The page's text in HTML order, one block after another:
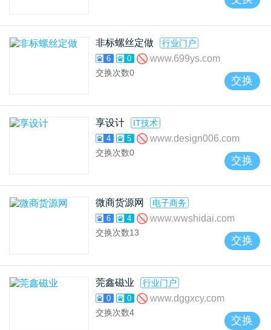
非标螺丝定做 行业门户
6 0 www.699ys.com
交换次数0
交换
享设计 IT技术
4 5 www.design006.com
交换次数0
交换
微商货源网 电子商务
6 4 www.wwshidai.com
交换次数13
交换
莞鑫磁业 行业门户
0 0 www.dggxcy.com
交换次数4
交换